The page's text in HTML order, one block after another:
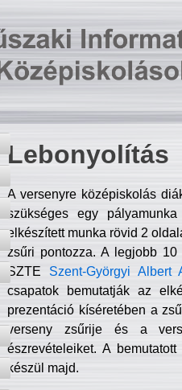
Lebonyolítás
A versenyre középiskolás
szükséges egy
elkészített munka rövid 2
zsűri pontozza. A legjobb
SZTE Szent-Györgyi Albert
csapatok bemutatják az
prezentáció kíséretében a
verseny zsűrije és a
észrevételeiket. A
készül majd.